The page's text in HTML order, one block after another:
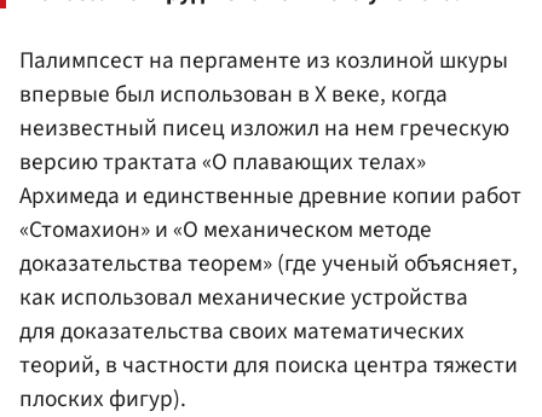
Палимпсест на пергаменте из козлиной шкуры
впервые был использован в Х веке, когда
неизвестный писец изложил на нем греческую
версию трактата «О плавающих телах»
Архимеда и единственные древние копии работ
«Стомахион» и «О механическом методе
доказательства теорем» (где ученый объясняет,
как использовал механические устройства
для доказательства своих математических
теорий, в частности для поиска центра тяжести
плоских фигур).